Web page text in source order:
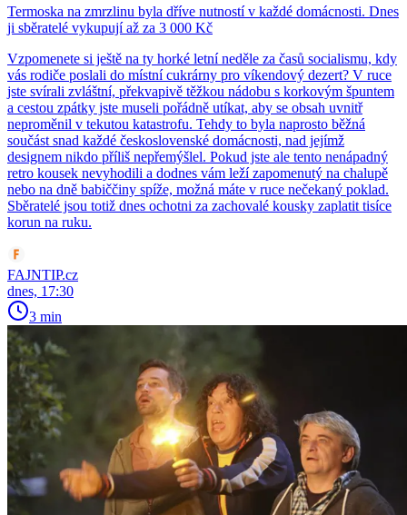
Termoska na zmrzlinu byla dříve nutností v každé domácnosti. Dnes
ji sběratelé vykupují až za 3 000 Kč
Vzpomenete si ještě na ty horké letní neděle za časů socialismu, kdy
vás rodiče poslali do místní cukrárny pro víkendový dezert? V ruce
jste svírali zvláštní, překvapivě těžkou nádobu s korkovým špuntem
a cestou zpátky jste museli pořádně utíkat, aby se obsah uvnitř
neproměnil v tekutou katastrofu. Tehdy to byla naprosto běžná
součást snad každé československé domácnosti, nad jejímž
designem nikdo příliš nepřemýšlel. Pokud jste ale tento nenápadný
retro kousek nevyhodili a dodnes vám leží zapomenutý na chalupě
nebo na dně babiččiny spíže, možná máte v ruce nečekaný poklad.
Sběratelé jsou totiž dnes ochotni za zachovalé kousky zaplatit tisíce
korun na ruku.
FAJNTIP.cz
dnes, 17:30
3 min